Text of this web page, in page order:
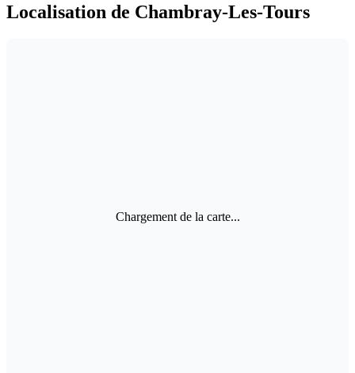
Localisation de Chambray-Les-Tours
Chargement de la carte...